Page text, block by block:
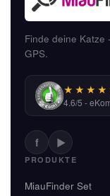
Finde deine Katze
GPS.
4.6/5 -
f ▶
PRODUKTE
MiauFinder Set